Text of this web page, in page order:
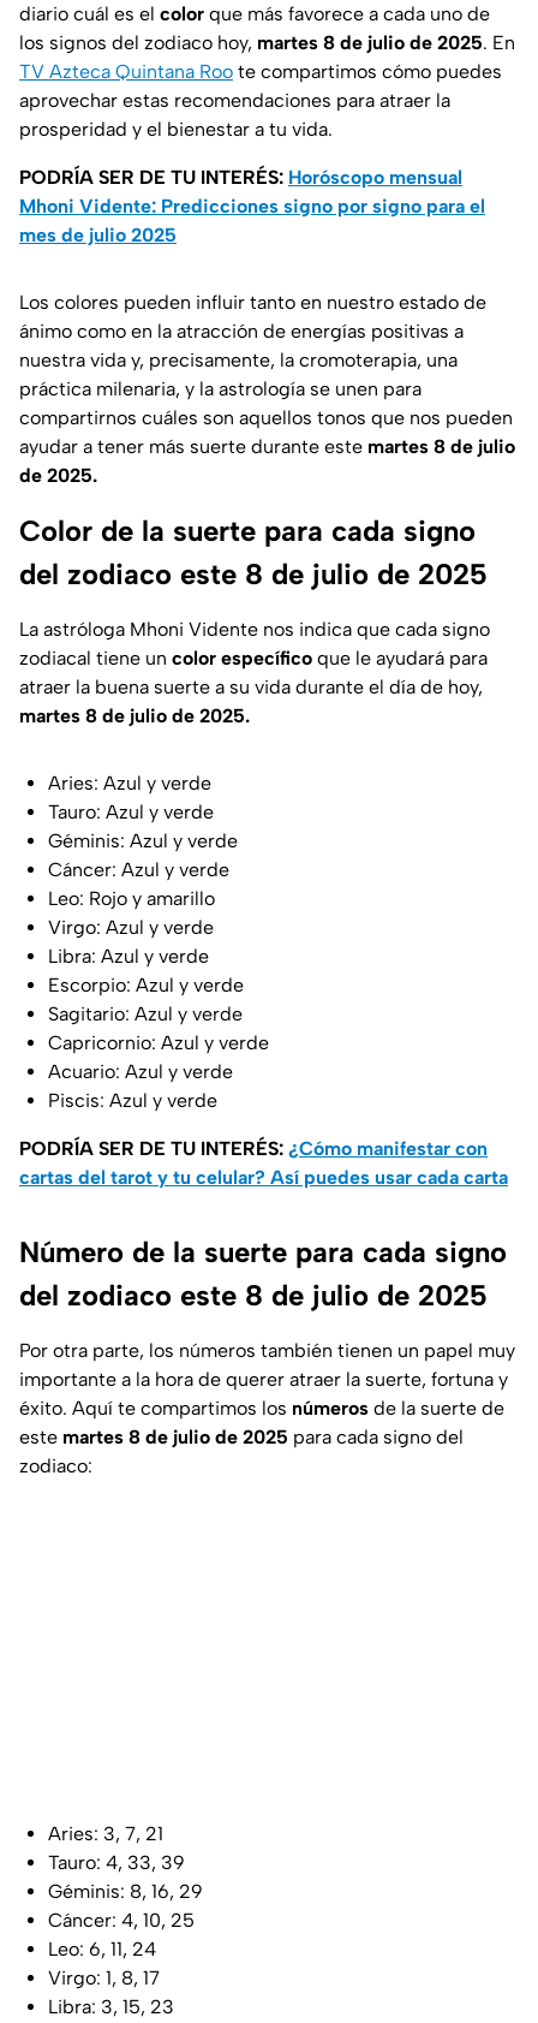
diario cuál es el color que más favorece a cada uno de
los signos del zodiaco hoy, martes 8 de julio de 2025. En
TV Azteca Quintana Roo te compartimos cómo puedes
aprovechar estas recomendaciones para atraer la
prosperidad y el bienestar a tu vida.
PODRÍA SER DE TU INTERÉS: Horóscopo mensual
Mhoni Vidente: Predicciones signo por signo para el
mes de julio 2025
Los colores pueden influir tanto en nuestro estado de
ánimo como en la atracción de energías positivas a
nuestra vida y, precisamente, la cromoterapia, una
práctica milenaria, y la astrología se unen para
compartirnos cuáles son aquellos tonos que nos pueden
ayudar a tener más suerte durante este martes 8 de julio
de 2025.
Color de la suerte para cada signo
del zodiaco este 8 de julio de 2025
La astróloga Mhoni Vidente nos indica que cada signo
zodiacal tiene un color específico que le ayudará para
atraer la buena suerte a su vida durante el día de hoy,
martes 8 de julio de 2025.
Aries: Azul y verde
Tauro: Azul y verde
Géminis: Azul y verde
Cáncer: Azul y verde
Leo: Rojo y amarillo
Virgo: Azul y verde
Libra: Azul y verde
Escorpio: Azul y verde
Sagitario: Azul y verde
Capricornio: Azul y verde
Acuario: Azul y verde
Piscis: Azul y verde
PODRÍA SER DE TU INTERÉS: ¿Cómo manifestar con
cartas del tarot y tu celular? Así puedes usar cada carta
Número de la suerte para cada signo
del zodiaco este 8 de julio de 2025
Por otra parte, los números también tienen un papel muy
importante a la hora de querer atraer la suerte, fortuna y
éxito. Aquí te compartimos los números de la suerte de
este martes 8 de julio de 2025 para cada signo del
zodiaco:
Aries: 3, 7, 21
Tauro: 4, 33, 39
Géminis: 8, 16, 29
Cáncer: 4, 10, 25
Leo: 6, 11, 24
Virgo: 1, 8, 17
Libra: 3, 15, 23